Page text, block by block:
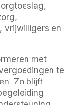
vrijwilligers en
met
te
Zo blijft